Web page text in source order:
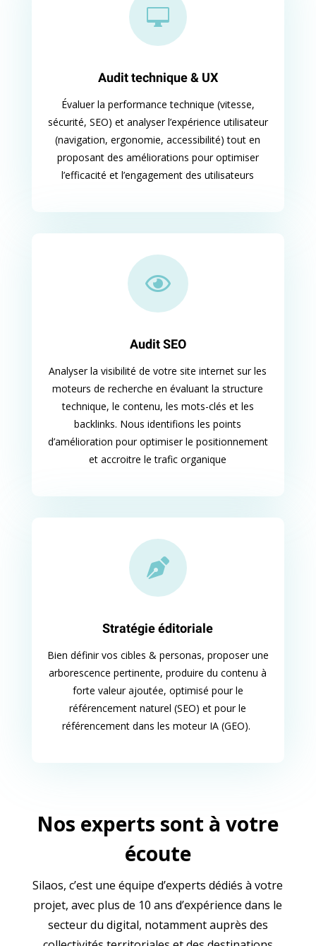

Audit technique & UX
Évaluer la performance technique (vitesse,
sécurité, SEO) et analyser l’expérience utilisateur
(navigation, ergonomie, accessibilité) tout en
proposant des améliorations pour optimiser
l’efficacité et l’engagement des utilisateurs

Audit SEO
Analyser la visibilité de votre site internet sur les
moteurs de recherche en évaluant la structure
technique, le contenu, les mots-clés et les
backlinks. Nous identifions les points
d’amélioration pour optimiser le positionnement
et accroitre le trafic organique

Stratégie éditoriale
Bien définir vos cibles & personas, proposer une
arborescence pertinente, produire du contenu à
forte valeur ajoutée, optimisé pour le
référencement naturel (SEO) et pour le
référencement dans les moteur IA (GEO).
Nos experts sont à votre
écoute
Silaos, c’est une équipe d’experts dédiés à votre
projet, avec plus de 10 ans d’expérience dans le
secteur du digital, notamment auprès des